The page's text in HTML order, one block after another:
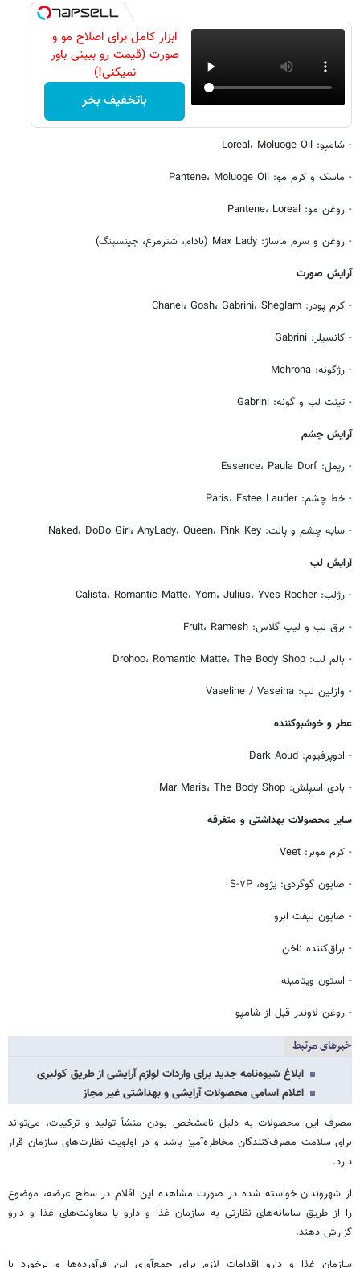
ابزار کامل برای اصلاح مو و
صورت (قیمت رو ببینی باور
نمیکنی!)
باتخفیف بخر
- شامپو: Loreal، Moluoge Oil
- ماسک و کرم مو: Pantene، Moluoge Oil
- روغن مو: Pantene، Loreal
- روغن و سرم ماساژ: Max Lady (بادام، شترمرغ، جینسینگ)
آرایش صورت
- کرم پودر: Chanel، Gosh، Gabrini، Sheglam
- کانسیلر: Gabrini
- رژگونه: Mehrona
- تینت لب و گونه: Gabrini
آرایش چشم
- ریمل: Essence، Paula Dorf
- خط چشم: Paris، Estee Lauder
- سایه چشم و پالت: Naked، DoDo Girl، AnyLady، Queen، Pink Key
آرایش لب
- رژلب: Calista، Romantic Matte، Yorn، Julius، Yves Rocher
- برق لب و لیپ گلاس: Fruit، Ramesh
- بالم لب: Drohoo، Romantic Matte، The Body Shop
- وازلین لب: Vaseline / Vaseina
عطر و خوشبوکننده
- ادوپرفیوم: Dark Aoud
- بادی اسپلش: Mar Maris، The Body Shop
سایر محصولات بهداشتی و متفرقه
- کرم موبر: Veet
- صابون گوگردی: پژوه، S-۷P
- صابون لیفت ابرو
- براق‌کننده ناخن
- استون ویتامینه
- روغن لاوندر قبل از شامپو
خبرهای مرتبط
ابلاغ شیوه‌نامه جدید برای واردات لوازم آرایشی از طریق کولبری
اعلام اسامی محصولات آرایشی و بهداشتی غیر مجاز
مصرف این محصولات به دلیل نامشخص بودن منشأ تولید و ترکیبات، می‌تواند
برای سلامت مصرف‌کنندگان مخاطره‌آمیز باشد و در اولویت نظارت‌های سازمان قرار
دارد.
از شهروندان خواسته شده در صورت مشاهده این اقلام در سطح عرضه، موضوع
را از طریق سامانه‌های نظارتی به سازمان غذا و دارو یا معاونت‌های غذا و دارو
گزارش دهند.